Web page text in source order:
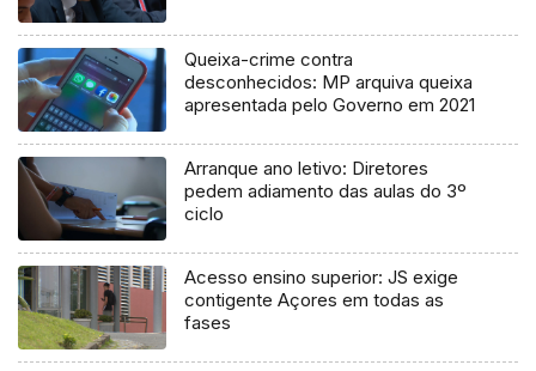
Queixa-crime contra
desconhecidos: MP arquiva queixa
apresentada pelo Governo em 2021
Arranque ano letivo: Diretores
pedem adiamento das aulas do 3º
ciclo
Acesso ensino superior: JS exige
contigente Açores em todas as
fases